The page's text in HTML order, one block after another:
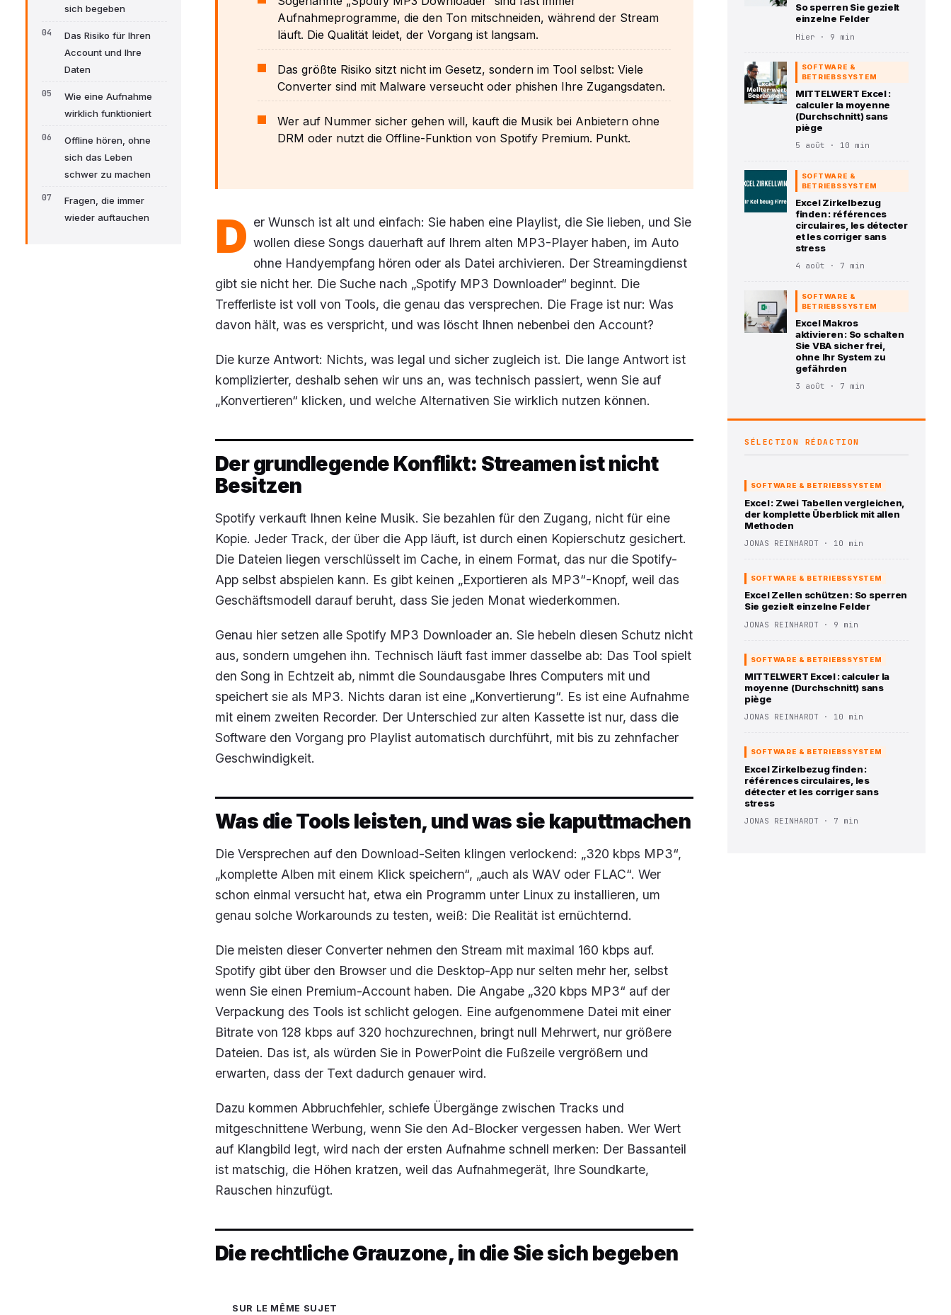
sich begeben
Das Risiko für Ihren
Account und Ihre
Daten
Wie eine Aufnahme
wirklich funktioniert
Offline hören, ohne
sich das Leben
schwer zu machen
Fragen, die immer
wieder auftauchen
Aufnahmeprogramme, die den Ton mitschneiden, während der Stream
läuft. Die Qualität leidet, der Vorgang ist langsam.
Das größte Risiko sitzt nicht im Gesetz, sondern im Tool selbst: Viele
Converter sind mit Malware verseucht oder phishen Ihre Zugangsdaten.
Wer auf Nummer sicher gehen will, kauft die Musik bei Anbietern ohne
DRM oder nutzt die Offline-Funktion von Spotify Premium. Punkt.
D er Wunsch ist alt und einfach: Sie haben eine Playlist, die Sie lieben, und Sie
wollen diese Songs dauerhaft auf Ihrem alten MP3-Player haben, im Auto
ohne Handyempfang hören oder als Datei archivieren. Der Streamingdienst
gibt sie nicht her. Die Suche nach „Spotify MP3 Downloader“ beginnt. Die
Trefferliste ist voll von Tools, die genau das versprechen. Die Frage ist nur: Was
davon hält, was es verspricht, und was löscht Ihnen nebenbei den Account?
Die kurze Antwort: Nichts, was legal und sicher zugleich ist. Die lange Antwort ist
komplizierter, deshalb sehen wir uns an, was technisch passiert, wenn Sie auf
„Konvertieren“ klicken, und welche Alternativen Sie wirklich nutzen können.
Der grundlegende Konflikt: Streamen ist nicht
Besitzen
Spotify verkauft Ihnen keine Musik. Sie bezahlen für den Zugang, nicht für eine
Kopie. Jeder Track, der über die App läuft, ist durch einen Kopierschutz gesichert.
Die Dateien liegen verschlüsselt im Cache, in einem Format, das nur die Spotify-
App selbst abspielen kann. Es gibt keinen „Exportieren als MP3“-Knopf, weil das
Geschäftsmodell darauf beruht, dass Sie jeden Monat wiederkommen.
Genau hier setzen alle Spotify MP3 Downloader an. Sie hebeln diesen Schutz nicht
aus, sondern umgehen ihn. Technisch läuft fast immer dasselbe ab: Das Tool spielt
den Song in Echtzeit ab, nimmt die Soundausgabe Ihres Computers mit und
speichert sie als MP3. Nichts daran ist eine „Konvertierung“. Es ist eine Aufnahme
mit einem zweiten Recorder. Der Unterschied zur alten Kassette ist nur, dass die
Software den Vorgang pro Playlist automatisch durchführt, mit bis zu zehnfacher
Geschwindigkeit.
Was die Tools leisten, und was sie kaputtmachen
Die Versprechen auf den Download-Seiten klingen verlockend: „320 kbps MP3“,
„komplette Alben mit einem Klick speichern“, „auch als WAV oder FLAC“. Wer
schon einmal versucht hat, etwa ein Programm unter Linux zu installieren, um
genau solche Workarounds zu testen, weiß: Die Realität ist ernüchternd.
Die meisten dieser Converter nehmen den Stream mit maximal 160 kbps auf.
Spotify gibt über den Browser und die Desktop-App nur selten mehr her, selbst
wenn Sie einen Premium-Account haben. Die Angabe „320 kbps MP3“ auf der
Verpackung des Tools ist schlicht gelogen. Eine aufgenommene Datei mit einer
Bitrate von 128 kbps auf 320 hochzurechnen, bringt null Mehrwert, nur größere
Dateien. Das ist, als würden Sie in PowerPoint die Fußzeile vergrößern und
erwarten, dass der Text dadurch genauer wird.
Dazu kommen Abbruchfehler, schiefe Übergänge zwischen Tracks und
mitgeschnittene Werbung, wenn Sie den Ad-Blocker vergessen haben. Wer Wert
auf Klangbild legt, wird nach der ersten Aufnahme schnell merken: Der Bassanteil
ist matschig, die Höhen kratzen, weil das Aufnahmegerät, Ihre Soundkarte,
Rauschen hinzufügt.
Die rechtliche Grauzone, in die Sie sich begeben
SUR LE MÊME SUJET
So sperren Sie gezielt
einzelne Felder
Hier · 9 min
SOFTWARE &
BETRIEBSSYSTEM
MITTELWERT Excel :
calculer la moyenne
(Durchschnitt) sans
piège
5 août · 10 min
SOFTWARE &
BETRIEBSSYSTEM
Excel Zirkelbezug
finden : références
circulaires, les détecter
et les corriger sans
stress
4 août · 7 min
SOFTWARE &
BETRIEBSSYSTEM
Excel Makros
aktivieren : So schalten
Sie VBA sicher frei,
ohne Ihr System zu
gefährden
3 août · 7 min
SÉLECTION RÉDACTION
SOFTWARE & BETRIEBSSYSTEM
Excel : Zwei Tabellen vergleichen,
der komplette Überblick mit allen
Methoden
JONAS REINHARDT · 10 min
SOFTWARE & BETRIEBSSYSTEM
Excel Zellen schützen : So sperren
Sie gezielt einzelne Felder
JONAS REINHARDT · 9 min
SOFTWARE & BETRIEBSSYSTEM
MITTELWERT Excel : calculer la
moyenne (Durchschnitt) sans
piège
JONAS REINHARDT · 10 min
SOFTWARE & BETRIEBSSYSTEM
Excel Zirkelbezug finden :
références circulaires, les
détecter et les corriger sans
stress
JONAS REINHARDT · 7 min